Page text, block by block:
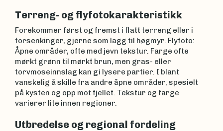
Terreng- og flyfotokarakteristikk
Forekommer først og fremst i flatt terreng eller i
forsenkinger, gjerne som lagg til høgmyr. Flyfoto:
Åpne områder, ofte med jevn tekstur. Farge ofte
mørkt grønn til mørkt brun, men gras- eller
torvmoseinnslag kan gi lysere partier. I blant
vanskelig å skille fra andre åpne områder, spesielt
på kysten og opp mot fjellet. Tekstur og farge
varierer lite innen regioner.
Utbredelse og regional fordeling